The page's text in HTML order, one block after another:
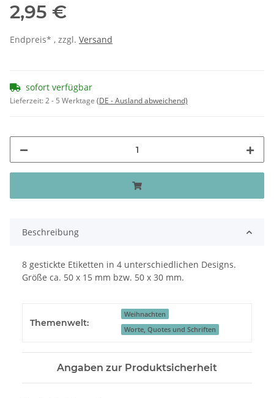
2,95 €
Endpreis* , zzgl. Versand
sofort verfügbar
Lieferzeit:2 - 5 Werktage (DE - Ausland abweichend)
Beschreibung
8 gestickte Etiketten in 4 unterschiedlichen Designs.
Größe ca. 50 x 15 mm bzw. 50 x 30 mm.
Themenwelt:
Weihnachten
Worte, Quotes und Schriften
Angaben zur Produktsicherheit